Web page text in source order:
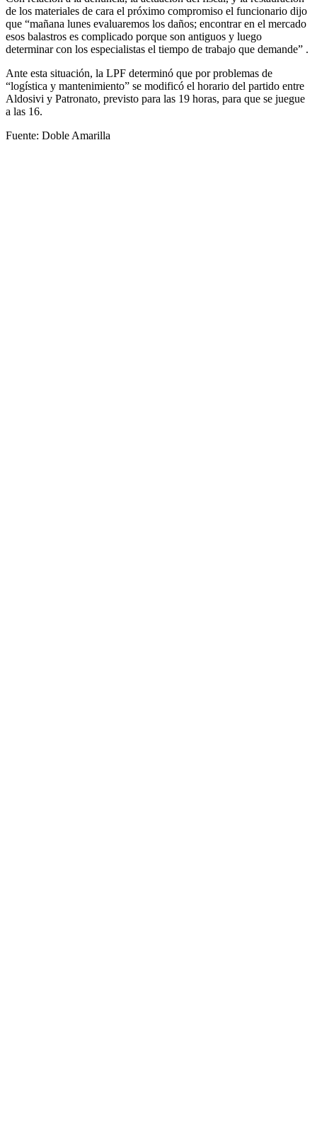
de los materiales de cara el próximo compromiso el funcionario dijo
que “mañana lunes evaluaremos los daños; encontrar en el mercado
esos balastros es complicado porque son antiguos y luego
determinar con los especialistas el tiempo de trabajo que demande” .
Ante esta situación, la LPF determinó que por problemas de
“logística y mantenimiento” se modificó el horario del partido entre
Aldosivi y Patronato, previsto para las 19 horas, para que se juegue
a las 16.
Fuente: Doble Amarilla